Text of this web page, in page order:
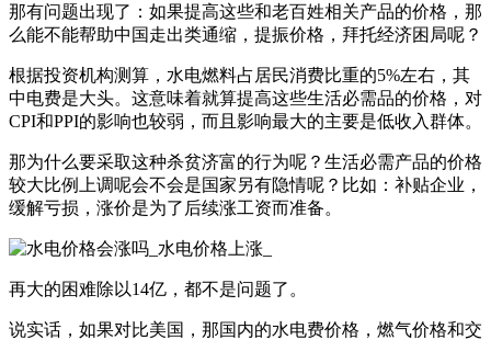
那有问题出现了：如果提高这些和老百姓相关产品的价格，那
么能不能帮助中国走出类通缩，提振价格，拜托经济困局呢？
根据投资机构测算，水电燃料占居民消费比重的5%左右，其
中电费是大头。这意味着就算提高这些生活必需品的价格，对
CPI和PPI的影响也较弱，而且影响最大的主要是低收入群体。
那为什么要采取这种杀贫济富的行为呢？生活必需产品的价格
较大比例上调呢会不会是国家另有隐情呢？比如：补贴企业，
缓解亏损，涨价是为了后续涨工资而准备。
再大的困难除以14亿，都不是问题了。
说实话，如果对比美国，那国内的水电费价格，燃气价格和交